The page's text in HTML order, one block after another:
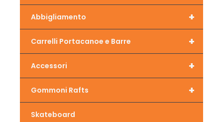
+
Abbigliamento
+
Carrelli Portacanoe e Barre
+
Accessori
+
Gommoni Rafts
Skateboard